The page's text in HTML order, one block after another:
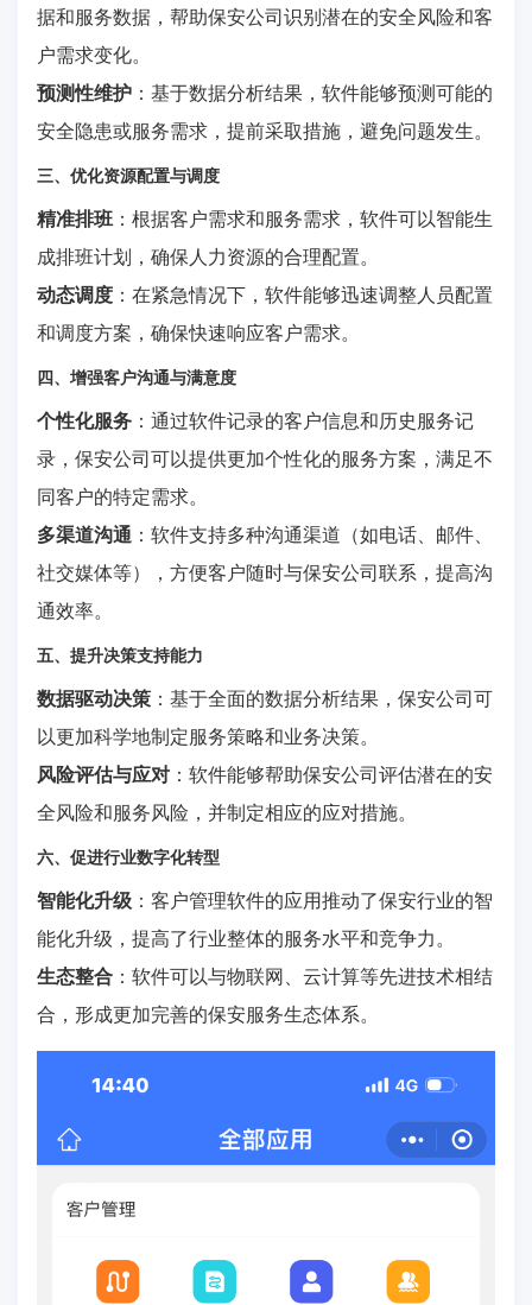
据和服务数据，帮助保安公司识别潜在的安全风险和客
户需求变化。
预测性维护 ：基于数据分析结果，软件能够预测可能的
安全隐患或服务需求，提前采取措施，避免问题发生。
三、优化资源配置与调度
精准排班 ：根据客户需求和服务需求，软件可以智能生
成排班计划，确保人力资源的合理配置。
动态调度 ：在紧急情况下，软件能够迅速调整人员配置
和调度方案，确保快速响应客户需求。
四、增强客户沟通与满意度
个性化服务 ：通过软件记录的客户信息和历史服务记
录，保安公司可以提供更加个性化的服务方案，满足不
同客户的特定需求。
多渠道沟通 ：软件支持多种沟通渠道（如电话、邮件、
社交媒体等），方便客户随时与保安公司联系，提高沟
通效率。
五、提升决策支持能力
数据驱动决策 ：基于全面的数据分析结果，保安公司可
以更加科学地制定服务策略和业务决策。
风险评估与应对 ：软件能够帮助保安公司评估潜在的安
全风险和服务风险，并制定相应的应对措施。
六、促进行业数字化转型
智能化升级 ：客户管理软件的应用推动了保安行业的智
能化升级，提高了行业整体的服务水平和竞争力。
生态整合 ：软件可以与物联网、云计算等先进技术相结
合，形成更加完善的保安服务生态体系。